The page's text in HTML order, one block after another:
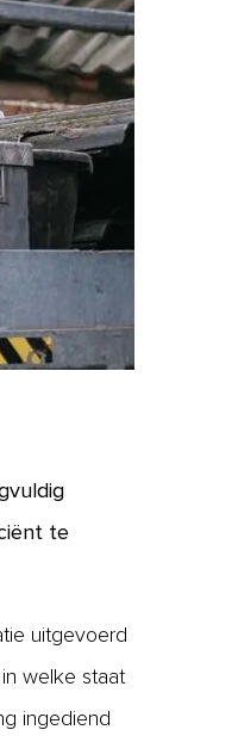
te
uitgevoerd
welke staat
ingediend